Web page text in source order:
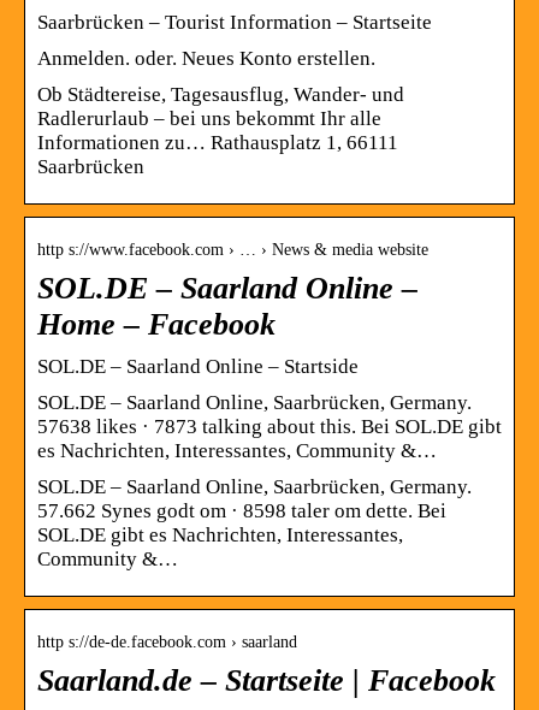
Saarbrücken – Tourist Information – Startseite
Anmelden. oder. Neues Konto erstellen.
Ob Städtereise, Tagesausflug, Wander- und
Radlerurlaub – bei uns bekommt Ihr alle
Informationen zu… Rathausplatz 1, 66111
Saarbrücken
http s://www.facebook.com › … › News & media website
SOL.DE – Saarland Online –
Home – Facebook
SOL.DE – Saarland Online – Startside
SOL.DE – Saarland Online, Saarbrücken, Germany.
57638 likes · 7873 talking about this. Bei SOL.DE gibt
es Nachrichten, Interessantes, Community &…
SOL.DE – Saarland Online, Saarbrücken, Germany.
57.662 Synes godt om · 8598 taler om dette. Bei
SOL.DE gibt es Nachrichten, Interessantes,
Community &…
http s://de-de.facebook.com › saarland
Saarland.de – Startseite | Facebook